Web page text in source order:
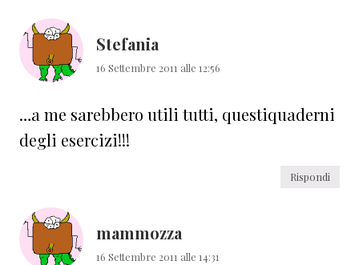
lettore
Stefania
16 Settembre 2011 alle 12:56
…a me sarebbero utili tutti, questiquaderni
degli esercizi!!!
Rispondi
mammozza
16 Settembre 2011 alle 14:31